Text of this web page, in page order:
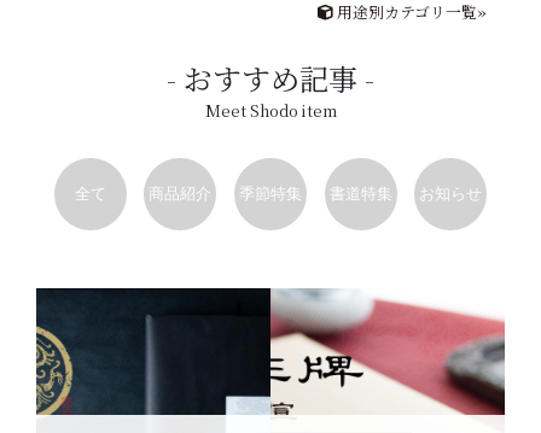
用途別カテゴリ一覧»
おすすめ記事
Meet Shodo item
全て 商品紹介 季節特集 書道特集 お知らせ